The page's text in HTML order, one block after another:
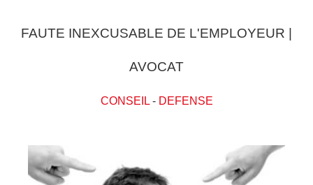
FAUTE INEXCUSABLE DE L'EMPLOYEUR |
AVOCAT
CONSEIL- DEFENSE